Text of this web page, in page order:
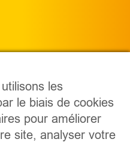
les
le biais de cookies
pour améliorer
site, analyser votre